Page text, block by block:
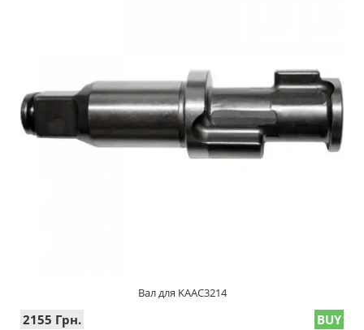
Вал для KAAC3214
2155 Грн. BUY